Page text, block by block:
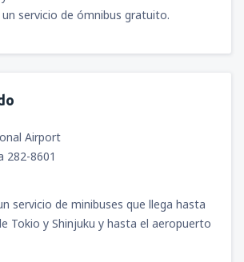
servicio de ómnibus gratuito.
Airport
282-8601
servicio de minibuses que llega hasta
Tokio y Shinjuku y hasta el aeropuerto